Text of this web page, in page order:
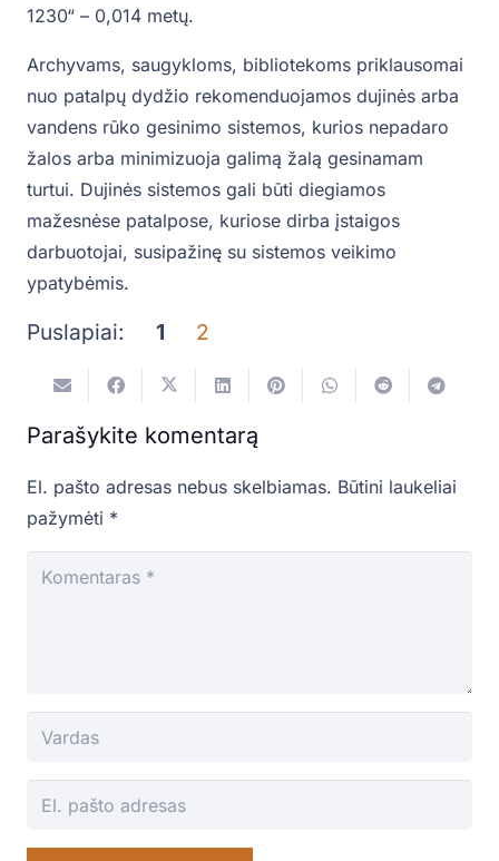
1230“ – 0,014 metų.
Archyvams, saugykloms, bibliotekoms priklausomai
nuo patalpų dydžio rekomenduojamos dujinės arba
vandens rūko gesinimo sistemos, kurios nepadaro
žalos arba minimizuoja galimą žalą gesinamam
turtui. Dujinės sistemos gali būti diegiamos
mažesnėse patalpose, kuriose dirba įstaigos
darbuotojai, susipažinę su sistemos veikimo
ypatybėmis.
Puslapiai: 1 2
Parašykite komentarą
El. pašto adresas nebus skelbiamas. Būtini laukeliai
pažymėti *